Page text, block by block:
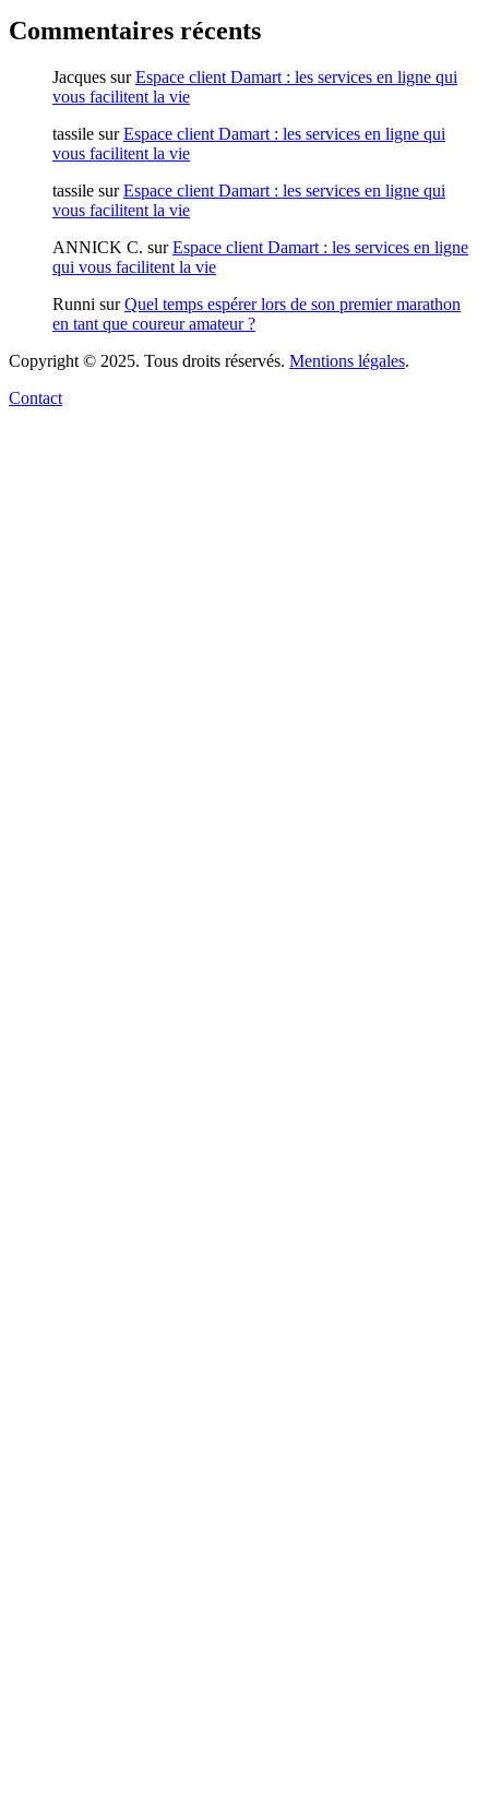
Commentaires récents
Jacques surEspace client Damart : les services en ligne qui
vous facilitent la vie
tassile surEspace client Damart : les services en ligne qui
vous facilitent la vie
tassile surEspace client Damart : les services en ligne qui
vous facilitent la vie
ANNICK C. surEspace client Damart : les services en ligne
qui vous facilitent la vie
Runni surQuel temps espérer lors de son premier marathon
en tant que coureur amateur ?
Copyright © 2025. Tous droits réservés. Mentions légales.
Contact